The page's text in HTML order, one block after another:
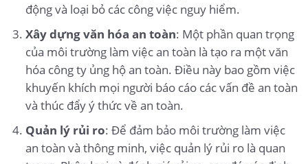
động và loại bỏ các công việc nguy hiểm.
Xây dựng văn hóa an toàn: Một phần quan trọng
của môi trường làm việc an toàn là tạo ra một văn
hóa công ty ủng hộ an toàn. Điều này bao gồm việc
khuyến khích mọi người báo cáo các vấn đề an toàn
và thúc đẩy ý thức về an toàn.
Quản lý rủi ro: Để đảm bảo môi trường làm việc
an toàn và thông minh, việc quản lý rủi ro là quan